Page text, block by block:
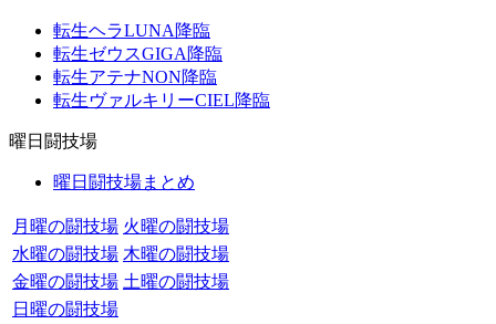
転生ヘラLUNA降臨
転生ゼウスGIGA降臨
転生アテナNON降臨
転生ヴァルキリーCIEL降臨
曜日闘技場
曜日闘技場まとめ
月曜の闘技場 火曜の闘技場
水曜の闘技場 木曜の闘技場
金曜の闘技場 土曜の闘技場
日曜の闘技場